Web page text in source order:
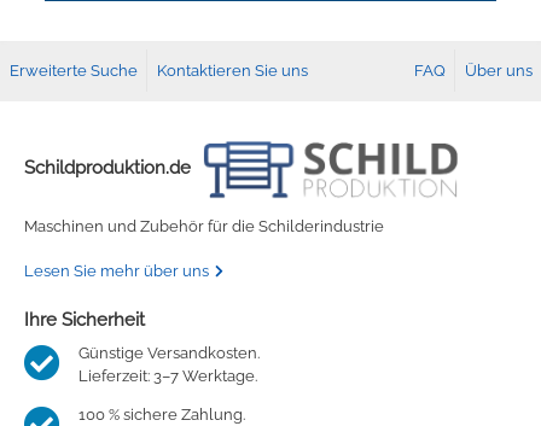
Erweiterte Suche Kontaktieren Sie uns FAQ Über uns
Schildproduktion.de
Maschinen und Zubehör für die Schilderindustrie
Lesen Sie mehr über uns
Ihre Sicherheit
Günstige Versandkosten.
Lieferzeit: 3–7 Werktage.
100 % sichere Zahlung.